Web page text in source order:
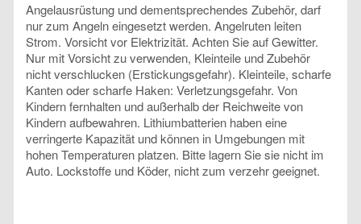
Angelausrüstung und dementsprechendes Zubehör, darf
nur zum Angeln eingesetzt werden. Angelruten leiten
Strom. Vorsicht vor Elektrizität. Achten Sie auf Gewitter.
Nur mit Vorsicht zu verwenden, Kleinteile und Zubehör
nicht verschlucken (Erstickungsgefahr). Kleinteile, scharfe
Kanten oder scharfe Haken: Verletzungsgefahr. Von
Kindern fernhalten und außerhalb der Reichweite von
Kindern aufbewahren. Lithiumbatterien haben eine
verringerte Kapazität und können in Umgebungen mit
hohen Temperaturen platzen. Bitte lagern Sie sie nicht im
Auto. Lockstoffe und Köder, nicht zum verzehr geeignet.